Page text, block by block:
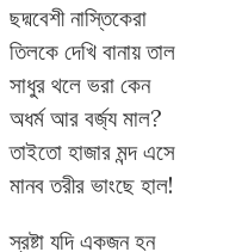
ছদ্মবেশী নাস্তিকেরা
তিলকে দেখি বানায় তাল
সাধুর থলে ভরা কেন
অধর্ম আর বর্জ্য মাল?
তাইতো হাজার মন্দ এসে
মানব তরীর ভাংছে হাল!
স্রষ্টা যদি একজন হন